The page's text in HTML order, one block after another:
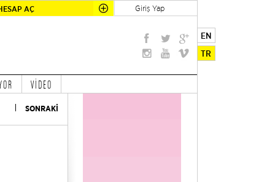
AÇ Giriş Yap
EN
TR
VİDEO
SONRAKİ